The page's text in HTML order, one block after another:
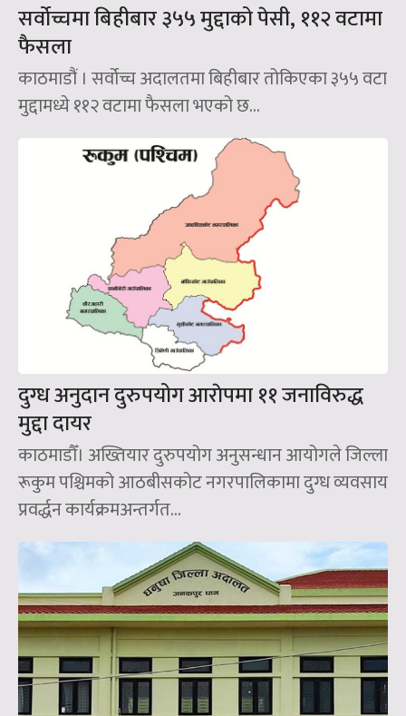
सर्वोच्चमा बिहीबार ३५५ मुद्दाको पेसी, ११२ वटामा
फैसला
काठमाडौं । सर्वोच्च अदालतमा बिहीबार तोकिएका ३५५ वटा
मुद्दामध्ये ११२ वटामा फैसला भएको छ...
दुग्ध अनुदान दुरुपयोग आराेपमा ११ जनाविरुद्ध
मुद्दा दायर
काठमाडौँ। अख्तियार दुरुपयोग अनुसन्धान आयोगले जिल्ला
रूकुम पश्चिमको आठबीसकोट नगरपालिकामा दुग्ध व्यवसाय
प्रवर्द्धन कार्यक्रमअन्तर्गत...